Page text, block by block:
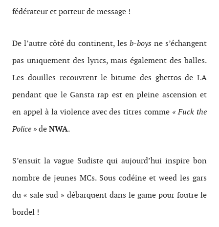
fédérateur et porteur de message !
De l’autre côté du continent, les b-boys ne s’échangent
pas uniquement des lyrics, mais également des balles.
Les douilles recouvrent le bitume des ghettos de LA
pendant que le Gansta rap est en pleine ascension et
en appel à la violence avec des titres comme « Fuck the
Police »deNWA.
S’ensuit la vague Sudiste qui aujourd’hui inspire bon
nombre de jeunes MCs. Sous codéine et weed les gars
du « sale sud » débarquent dans le game pour foutre le
bordel !